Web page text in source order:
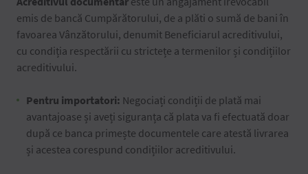
emis de bancă Cumpărătorului, de a plăti o sumă de bani în
favoarea Vânzătorului, denumit Beneficiarul acreditivului,
cu condiția respectării cu strictețe a termenilor și condițiilor
acreditivului.
Pentru importatori: Negociați condiții de plată mai
avantajoase și aveți siguranța că plata va fi efectuată doar
după ce banca primește documentele care atestă livrarea
și acestea corespund condițiilor acreditivului.